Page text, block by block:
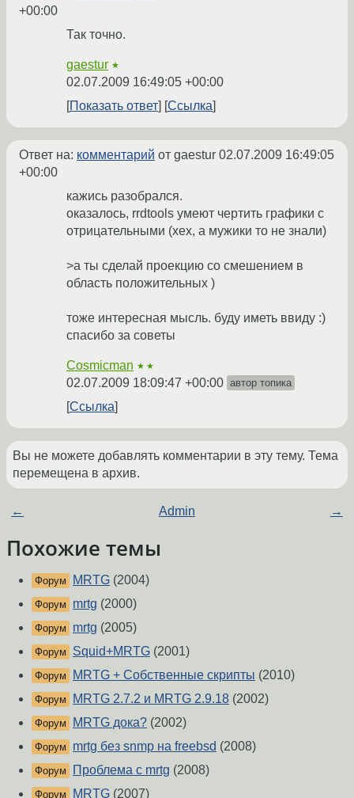
+00:00
Так точно.
gaestur ★
02.07.2009 16:49:05 +00:00
Показать ответ
Ссылка
Ответ на: комментарий от gaestur 02.07.2009 16:49:05
+00:00
кажись разобрался.
оказалось, rrdtools умеют чертить графики с
отрицательными (хех, а мужики то не знали)
>а ты сделай проекцию со смешением в
область положительных )
тоже интересная мысль. буду иметь ввиду :)
спасибо за советы
Cosmicman ★★
02.07.2009 18:09:47 +00:00 автор топика
Ссылка
Вы не можете добавлять комментарии в эту тему. Тема
перемещена в архив.
← Admin →
Похожие темы
Форум MRTG (2004)
Форум mrtg (2000)
Форум mrtg (2005)
Форум Squid+MRTG (2001)
Форум MRTG + Собственные скрипты (2010)
Форум MRTG 2.7.2 и MRTG 2.9.18 (2002)
Форум MRTG дока? (2002)
Форум mrtg без snmp на freebsd (2008)
Форум Проблема с mrtg (2008)
Форум MRTG (2007)